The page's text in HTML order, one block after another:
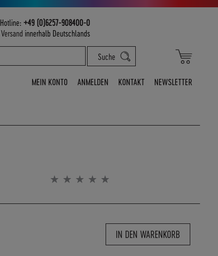
Mein
+49 (0)6257-908400-0
Versand innerhalb Deutschlands
Suche
MEIN KONTO ANMELDEN KONTAKT NEWSLETTER
Bewertung:
IN DEN WARENKORB